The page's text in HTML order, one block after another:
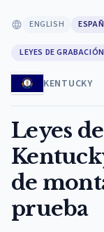
ENGLISH
LEYES DE GRABACIÓN
KENTUCKY
Leyes
de
prueba